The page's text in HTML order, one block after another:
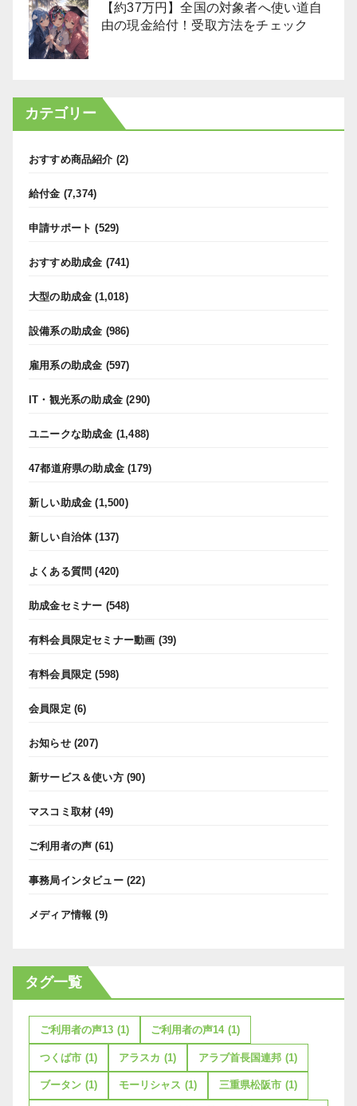
【約37万円】全国の対象者へ使い道自
由の現金給付！受取方法をチェック
カテゴリー
おすすめ商品紹介 (2)
給付金 (7,374)
申請サポート (529)
おすすめ助成金 (741)
大型の助成金 (1,018)
設備系の助成金 (986)
雇用系の助成金 (597)
IT・観光系の助成金 (290)
ユニークな助成金 (1,488)
47都道府県の助成金 (179)
新しい助成金 (1,500)
新しい自治体(137)
よくある質問 (420)
助成金セミナー (548)
有料会員限定セミナー動画 (39)
有料会員限定 (598)
会員限定 (6)
お知らせ(207)
新サービス＆使い方(90)
マスコミ取材 (49)
ご利用者の声 (61)
事務局インタビュー(22)
メディア情報 (9)
タグ一覧
ご利用者の声13 (1) ご利用者の声14 (1)
つくば市 (1) アラスカ (1) アラブ首長国連邦 (1)
ブータン (1) モーリシャス (1) 三重県松阪市 (1)